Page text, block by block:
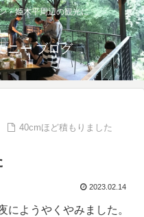
・姫木平周辺の観光に
ニー ブログ
40cmほど積もりました
2023.02.14
ようやくやみました。